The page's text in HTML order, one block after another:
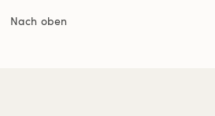
Nach oben